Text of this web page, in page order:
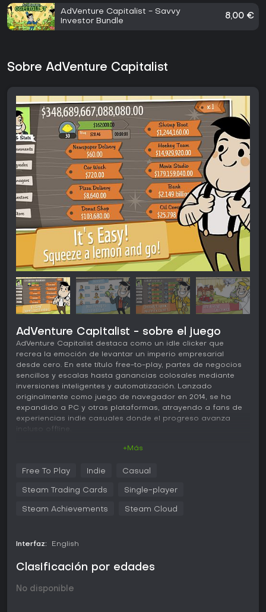
AdVenture Capitalist - Savvy
Investor Bundle
8,00 €
Sobre AdVenture Capitalist
AdVenture Capitalist - sobre el juego
AdVenture Capitalist destaca como un idle clicker que
recrea la emoción de levantar un imperio empresarial
desde cero. En este título free-to-play, partes de negocios
sencillos y escalas hasta ganancias colosales mediante
inversiones inteligentes y automatización. Lanzado
originalmente como juego de navegador en 2014, se ha
expandido a PC y otras plataformas, atrayendo a fans de
experiencias indie casuales donde el progreso avanza
incluso offline.
ingresos con distintos negocios. Comienzas en la Tierra con
un puesto de limonada básico, pulsando para ganar
estudios de cine. Contratar gerentes automatiza la
angel investors otorgan bonos permanentes al resetear el
Entre sus mecánicas destaca la moneda premium de oro,
con dinero real para acelerar el avance. Los MegaBucks,
+Más
Free To Play Indie Casual
Steam Trading Cards Single-player
Steam Achievements Steam Cloud
Interfaz: English
Clasificación por edades
No disponible